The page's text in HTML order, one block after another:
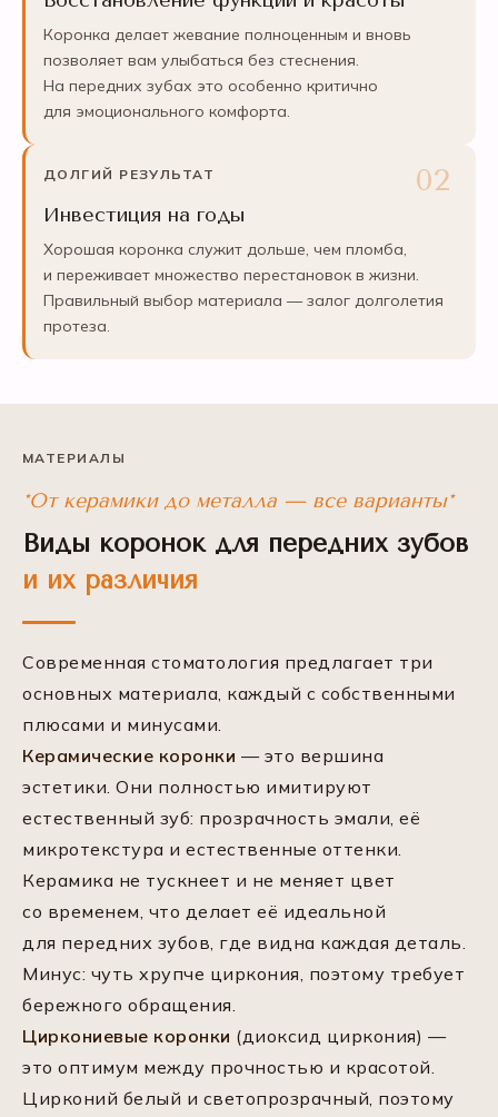
Коронка делает жевание полноценным и вновь
позволяет вам улыбаться без стеснения.
На передних зубах это особенно критично
для эмоционального комфорта.
ДОЛГИЙ РЕЗУЛЬТАТ
Инвестиция на годы
Хорошая коронка служит дольше, чем пломба,
и переживает множество перестановок в жизни.
Правильный выбор материала — залог долголетия
протеза.
МАТЕРИАЛЫ
*От керамики до металла — все варианты*
Виды коронок для передних зубов
и их различия
Современная стоматология предлагает три
основных материала, каждый с собственными
плюсами и минусами.
Керамические коронки — это вершина
эстетики. Они полностью имитируют
естественный зуб: прозрачность эмали, её
микротекстура и естественные оттенки.
Керамика не тускнеет и не меняет цвет
со временем, что делает её идеальной
для передних зубов, где видна каждая деталь.
Минус: чуть хрупче циркония, поэтому требует
бережного обращения.
Циркониевые коронки (диоксид циркония) —
это оптимум между прочностью и красотой.
Цирконий белый и светопрозрачный, поэтому